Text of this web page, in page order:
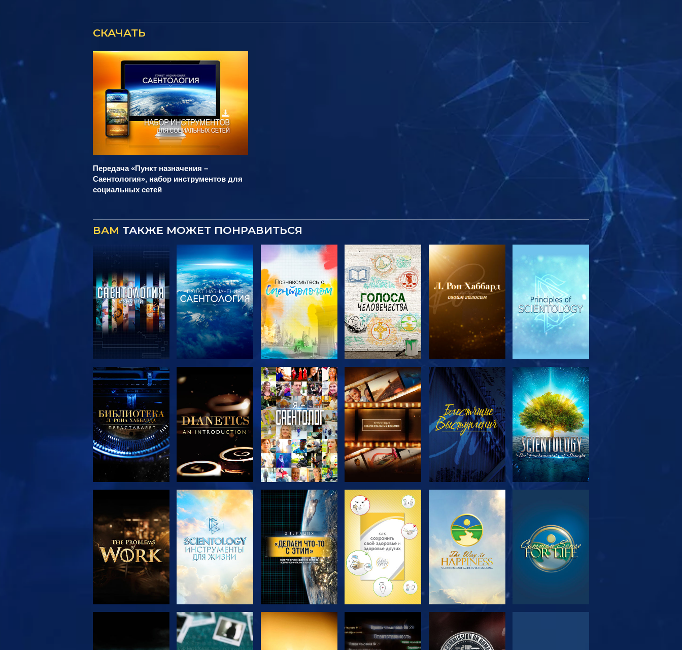
СКАЧАТЬ
Передача «Пункт назначения –
Саентология», набор инструментов для
социальных сетей
ВАМ ТАКЖЕ МОЖЕТ ПОНРАВИТЬСЯ
СМОТРЕТЬ
ПЕРЕДАЧИ
СМОТРЕТЬ
ПЕРЕДАЧИ
СМОТРЕТЬ
ПЕРЕДАЧИ
СМОТРЕТЬ
ПЕРЕДАЧИ
СМОТРЕТЬ
ПЕРЕДАЧИ
СМОТРЕТЬ
СМОТРЕТЬ
ПЕРЕДАЧИ
СМОТРЕТЬ
СМОТРЕТЬ
ПЕРЕДАЧИ
СМОТРЕТЬ
ПЕРЕДАЧИ
СМОТРЕТЬ
ПЕРЕДАЧИ
СМОТРЕТЬ СМОТРЕТЬ СМОТРЕТЬ СМОТРЕТЬ